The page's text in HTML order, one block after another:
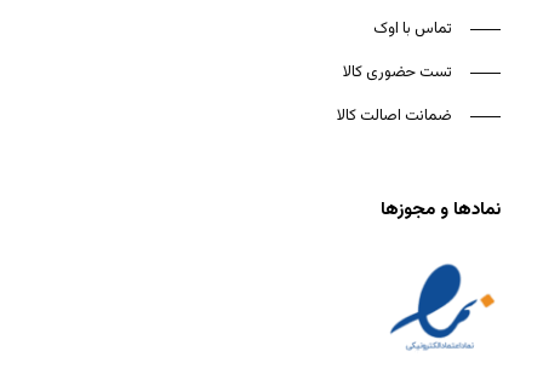
تماس با اوک
تست حضوری کالا
ضمانت اصالت کالا
نمادها و مجوزها